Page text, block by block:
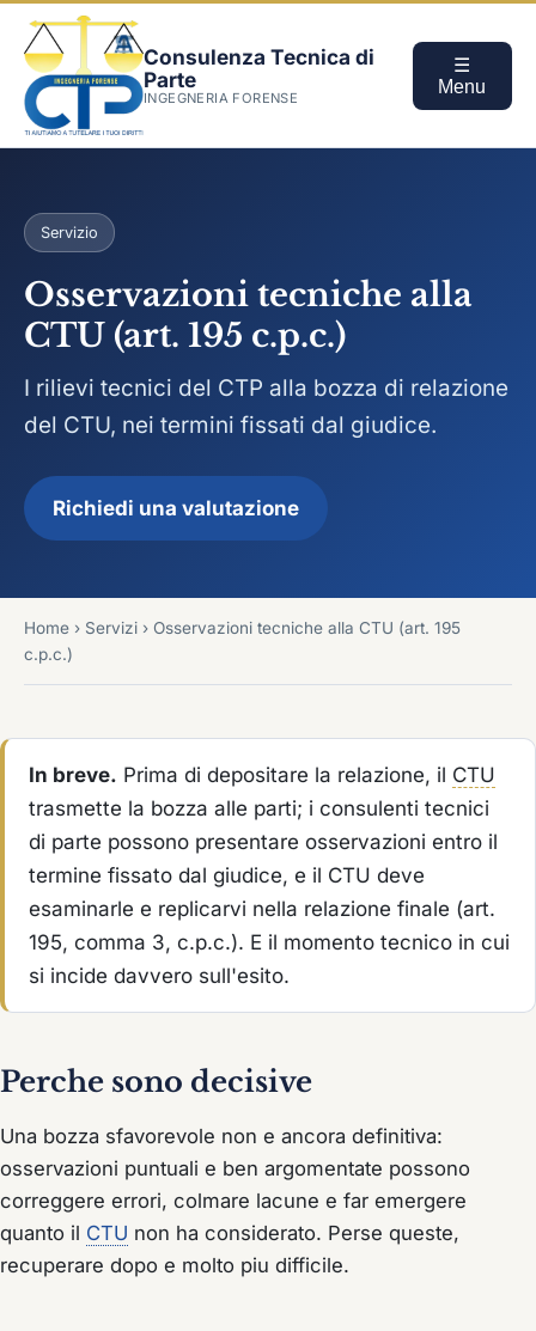
Consulenza Tecnica di
Parte
INGEGNERIA FORENSE
☰
Menu
Servizio
Osservazioni tecniche alla
CTU (art. 195 c.p.c.)
I rilievi tecnici del CTP alla bozza di relazione
del CTU, nei termini fissati dal giudice.
Richiedi una valutazione
Home › Servizi › Osservazioni tecniche alla CTU (art. 195
c.p.c.)
In breve. Prima di depositare la relazione, il CTU
trasmette la bozza alle parti; i consulenti tecnici
di parte possono presentare osservazioni entro il
termine fissato dal giudice, e il CTU deve
esaminarle e replicarvi nella relazione finale (art.
195, comma 3, c.p.c.). E il momento tecnico in cui
si incide davvero sull'esito.
Perche sono decisive
Una bozza sfavorevole non e ancora definitiva:
osservazioni puntuali e ben argomentate possono
correggere errori, colmare lacune e far emergere
quanto il CTU non ha considerato. Perse queste,
recuperare dopo e molto piu difficile.